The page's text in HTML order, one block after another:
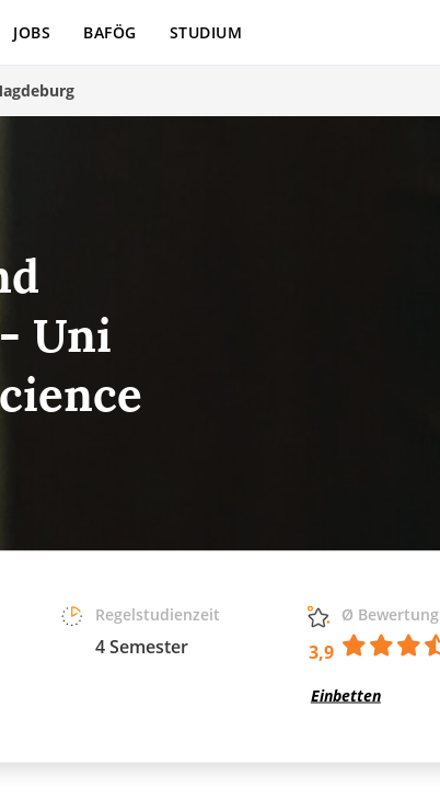
JOBS BAFÖG STUDIUM
Uni
Regelstudienzeit
4 Semester
Ø Bewertung
3,9
Einbetten